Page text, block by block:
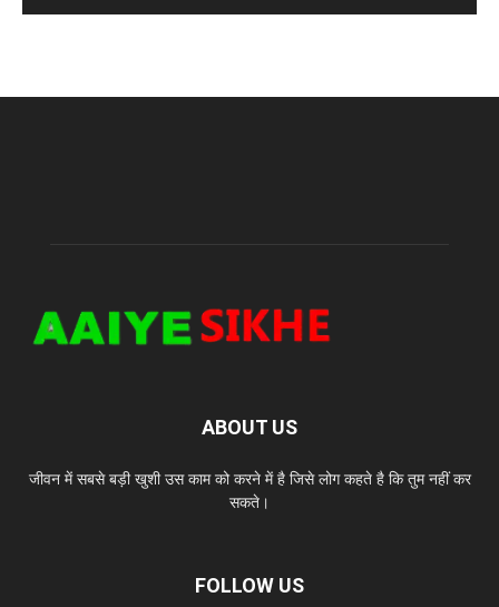
ABOUT US
जीवन में सबसे बड़ी खुशी उस काम को करने में है जिसे लोग कहते है कि तुम नहीं कर
सकते।
FOLLOW US